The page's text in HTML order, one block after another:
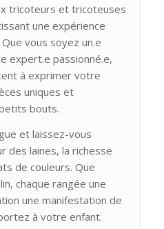
tricoteurs et tricoteuses
une expérience
vous soyez un.e
expert.e passionné.e,
à exprimer votre
uniques et
bouts.
et laissez-vous
des laines, la richesse
de couleurs. Que
chaque rangée une
une manifestation de
à votre enfant.